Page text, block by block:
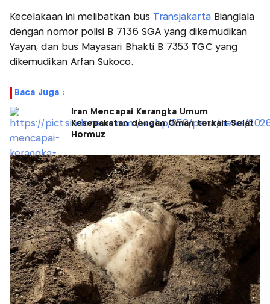
Kecelakaan ini melibatkan bus TransjakartaBianglala
dengan nomor polisi B 7136 SGA yang dikemudikan
Yayan, dan bus Mayasari Bhakti B 7353 TGC yang
dikemudikan Arfan Sukoco.
Baca Juga :
Iran Mencapai Kerangka Umum
Kesepakatan dengan Oman terkait Selat
Hormuz